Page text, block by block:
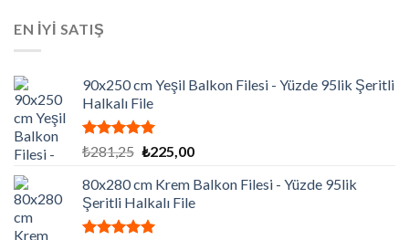
EN İYİ SATIŞ
90x250 cm Yeşil Balkon Filesi - Yüzde 95lik Şeritli
Halkalı File
5 üzerinden
oy
aldı
₺281,25 Orijinal
₺281,25.
₺225,00Şu
fiyat:
₺225,00.
80x280 cm Krem Balkon Filesi - Yüzde 95lik
Şeritli Halkalı File